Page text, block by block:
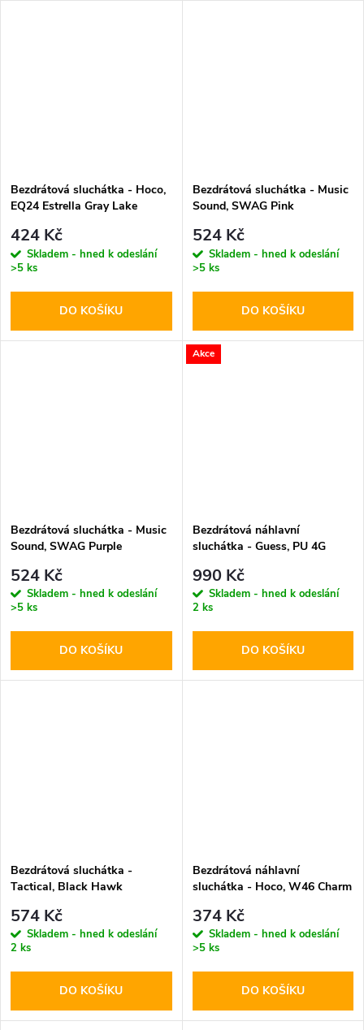
Bezdrátová sluchátka - Hoco,
EQ24 Estrella Gray Lake
424 Kč
Skladem - hned k odeslání
>5 ks
DO KOŠÍKU
Bezdrátová sluchátka - Music
Sound, SWAG Pink
524 Kč
Skladem - hned k odeslání
>5 ks
DO KOŠÍKU
Bezdrátová sluchátka - Music
Sound, SWAG Purple
524 Kč
Skladem - hned k odeslání
>5 ks
DO KOŠÍKU
Akce
Bezdrátová náhlavní
sluchátka - Guess, PU 4G
990 Kč
Skladem - hned k odeslání
2 ks
DO KOŠÍKU
Bezdrátová sluchátka -
Tactical, Black Hawk
574 Kč
Skladem - hned k odeslání
2 ks
DO KOŠÍKU
Bezdrátová náhlavní
sluchátka - Hoco, W46 Charm
374 Kč
Skladem - hned k odeslání
>5 ks
DO KOŠÍKU